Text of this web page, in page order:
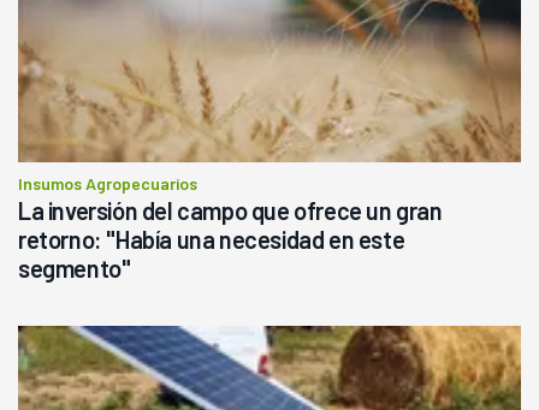
Insumos Agropecuarios
La inversión del campo que ofrece un gran
retorno: "Había una necesidad en este
segmento"